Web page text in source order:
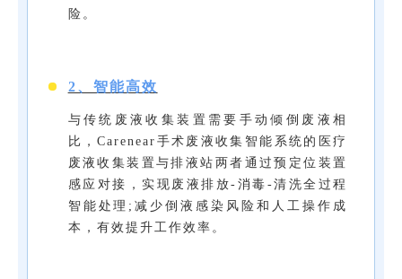
险。
2、智能高效
与传统废液收集装置需要手动倾倒废液相
比，Carenear手术废液收集智能系统的医疗
废液收集装置与排液站两者通过预定位装置
感应对接，实现废液排放-消毒-清洗全过程
智能处理;减少倒液感染风险和人工操作成
本，有效提升工作效率。